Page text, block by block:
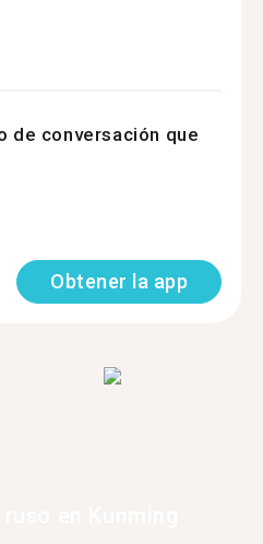
de conversación que
Obtener la app